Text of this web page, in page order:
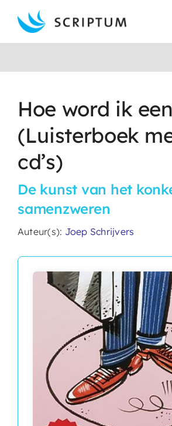
content
Boeken
Auteurs
Search
Hoe word ik
(Luisterboek
cd’s)
De kunst van het
samenzweren
Auteur(s): Joep Schrijvers